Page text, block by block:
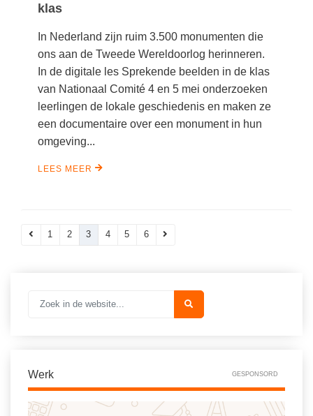
klas
In Nederland zijn ruim 3.500 monumenten die
ons aan de Tweede Wereldoorlog herinneren.
In de digitale les Sprekende beelden in de klas
van Nationaal Comité 4 en 5 mei onderzoeken
leerlingen de lokale geschiedenis en maken ze
een documentaire over een monument in hun
omgeving...
LEES MEER
1 2 3 4 5 6
Werk GESPONSORD